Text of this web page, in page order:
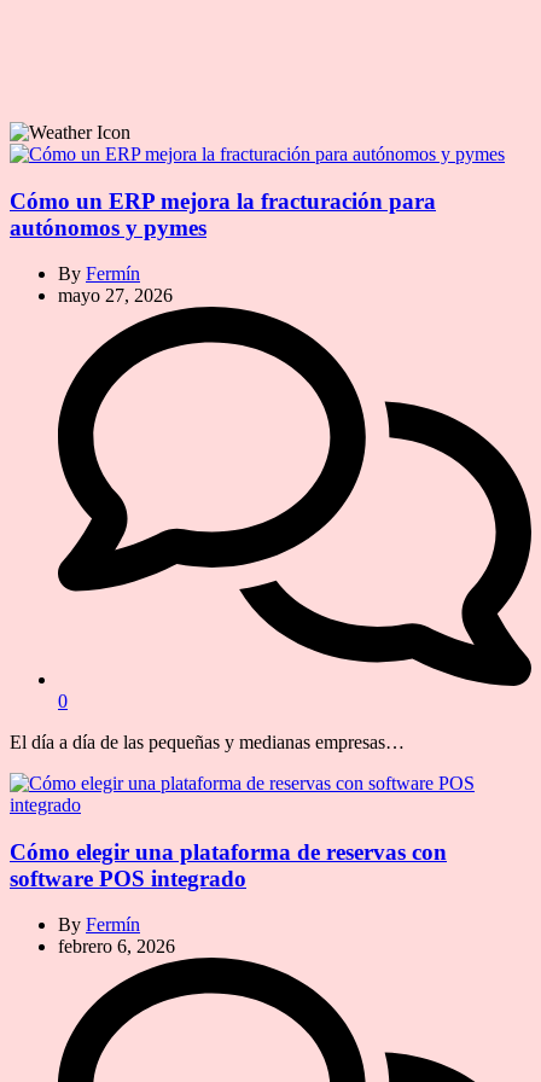
Cómo un ERP mejora la fracturación para
autónomos y pymes
By Fermín
mayo 27, 2026
0
El día a día de las pequeñas y medianas empresas…
Cómo elegir una plataforma de reservas con
software POS integrado
By Fermín
febrero 6, 2026